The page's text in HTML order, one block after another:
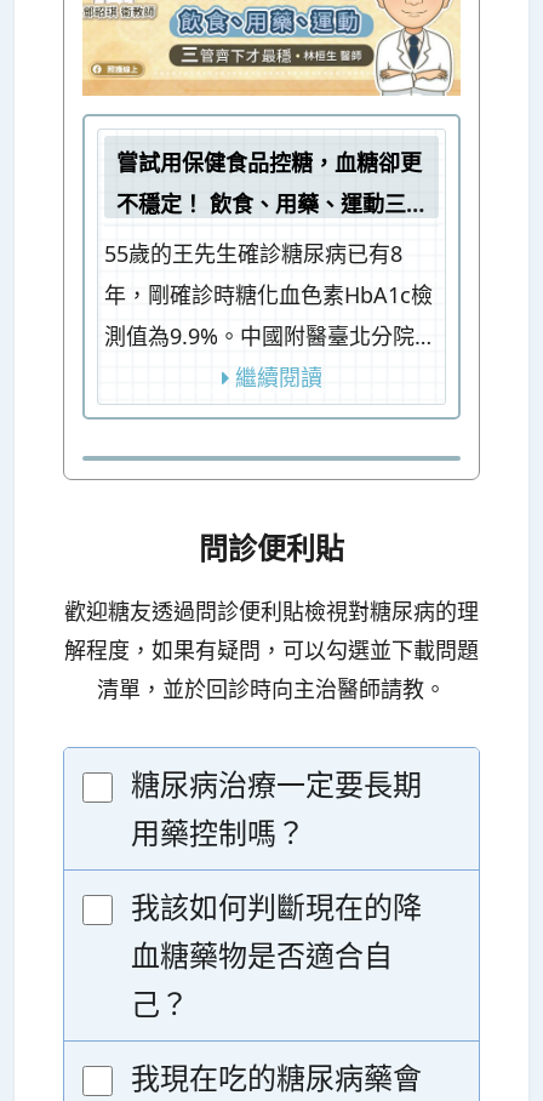
嘗試用保健食品控糖，血糖卻更
不穩定！ 飲食、用藥、運動三
管齊下才能有效控糖
55歲的王先生確診糖尿病已有8
年，剛確診時糖化血色素HbA1c檢
測值為9.9%。中國附醫臺北分院鄧
昭琪衛教師分享，王先生因害怕藥
物會傷腎、傷…
繼續閱讀
問診便利貼
歡迎糖友透過問診便利貼檢視對糖尿病的理
解程度，如果有疑問，可以勾選並下載問題
清單，並於回診時向主治醫師請教。
糖尿病治療一定要長期
用藥控制嗎？
我該如何判斷現在的降
血糖藥物是否適合自
己？
我現在吃的糖尿病藥會